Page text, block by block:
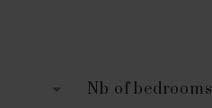
Nb of bedrooms